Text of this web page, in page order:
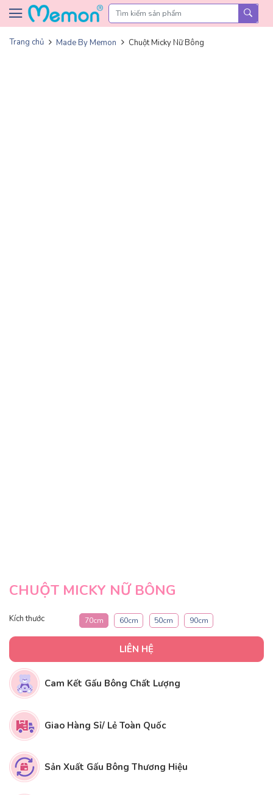
Skip to content
Trang chủ Made By Memon Chuột Micky Nữ Bông
CHUỘT MICKY NỮ BÔNG
Kích thước 70cm 60cm 50cm 90cm
LIÊN HỆ
Cam Kết Gấu Bông Chất Lượng
Giao Hàng Sỉ/ Lẻ Toàn Quốc
Sản Xuất Gấu Bông Thương Hiệu